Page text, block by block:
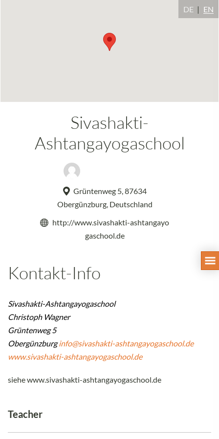
DE EN
Sivashakti-
Ashtangayogaschool
Grüntenweg 5, 87634
Obergünzburg, Deutschland
http://www.sivashakti-ashtangayo
gaschool.de
Kontakt-Info
Sivashakti-Ashtangayogaschool
Christoph Wagner
Grüntenweg 5
Obergünzburginfo@sivashakti-ashtangayogaschool.de
www.sivashakti-ashtangayogaschool.de
siehe www.sivashakti-ashtangayogaschool.de
Teacher